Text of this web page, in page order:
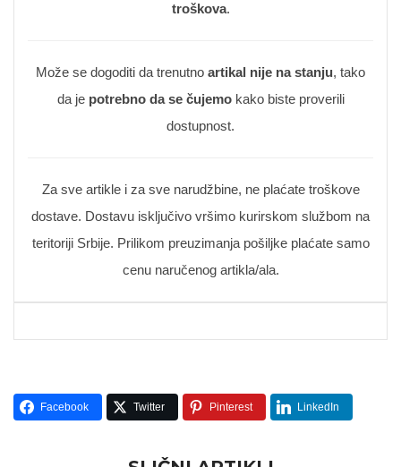
troškova.
Može se dogoditi da trenutno artikal nije na stanju, tako
da je potrebno da se čujemokako biste proverili
dostupnost.
Za sve artikle i za sve narudžbine, ne plaćate troškove
dostave. Dostavu isključivo vršimo kurirskom službom na
teritoriji Srbije. Prilikom preuzimanja pošiljke plaćate samo
cenu naručenog artikla/ala.
Facebook Twitter Pinterest LinkedIn